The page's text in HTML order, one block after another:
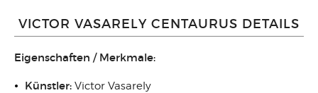
VICTOR VASARELY CENTAURUS DETAILS
Eigenschaften / Merkmale:
Künstler: Victor Vasarely